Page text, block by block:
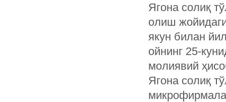
Ягона солиқ
олиш
якун билан
ойнинг 25-
молиявий
Ягона солиқ